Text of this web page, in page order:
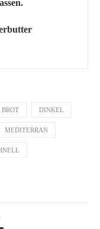
BROT DINKEL
MEDITERRAN